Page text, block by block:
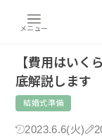
メニュー
【費用はいく
底解説します
結婚式準備
2023.6.6(火)